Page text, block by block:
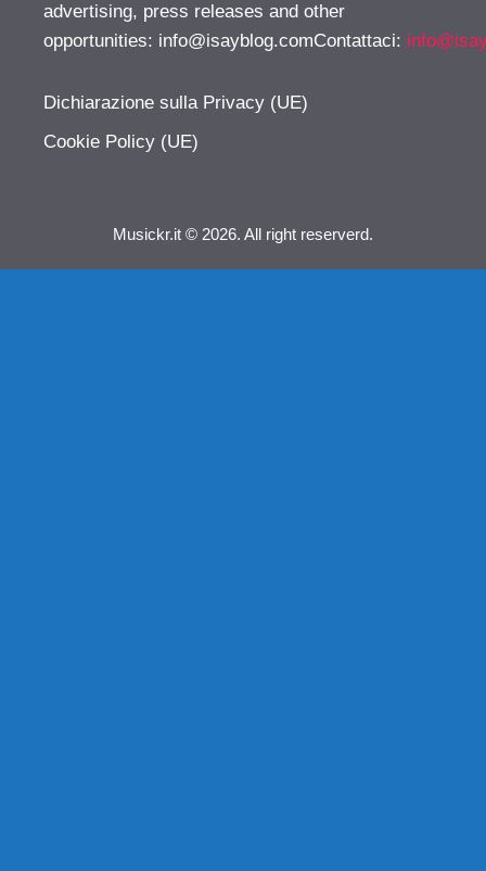
advertising, press releases and other
opportunities: info@isayblog.comContattaci:
Dichiarazione sulla Privacy (UE)
Cookie Policy (UE)
Musickr.it © 2026. All right reserverd.